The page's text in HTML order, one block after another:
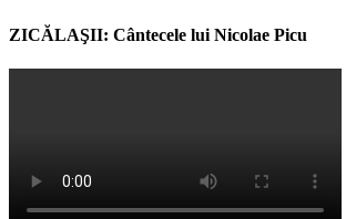
ZICĂLAŞII: Cântecele lui Nicolae Picu